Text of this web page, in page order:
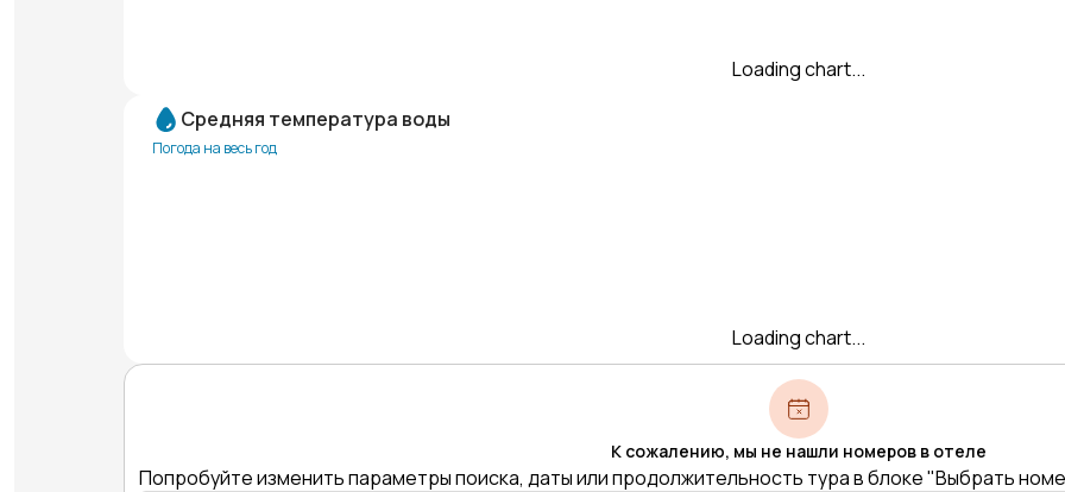
Loading chart...
Средняя температура воды
Погода на весь год
Loading chart...
К сожалению, мы не нашли номеров в отеле
Попробуйте изменить параметры поиска, даты или продолжительность тура в блоке "Выбрать